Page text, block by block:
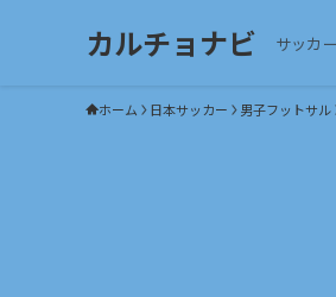
カルチョナビ サッカ
ホーム 日本サッカー 男子フットサル